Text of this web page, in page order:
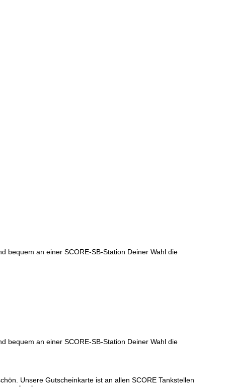
bequem an einer SCORE-SB-Station Deiner Wahl die
bequem an einer SCORE-SB-Station Deiner Wahl die
Unsere Gutscheinkarte ist an allen SCORE Tankstellen